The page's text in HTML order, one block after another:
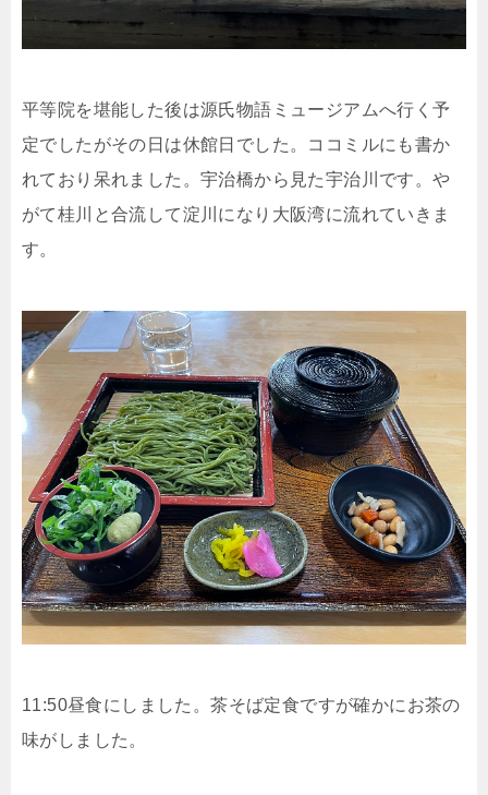
平等院を堪能した後は源氏物語ミュージアムへ行く予
定でしたがその日は休館日でした。ココミルにも書か
れており呆れました。宇治橋から見た宇治川です。や
がて桂川と合流して淀川になり大阪湾に流れていきま
す。
11:50昼食にしました。茶そば定食ですが確かにお茶の
味がしました。